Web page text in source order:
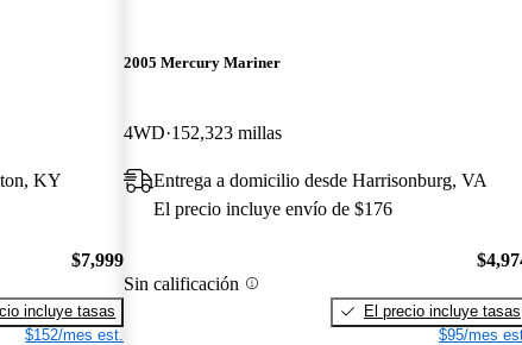
KY
$7,999
incluye tasas
$152/mes est.
2005 Mercury Mariner
4WD 152,323 millas
Entrega a domicilio desde Harrisonburg, VA
El precio incluye envío de $176
Sin calificación
El precio incluye tasas
$95/mes